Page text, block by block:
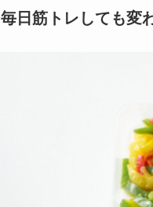
毎日筋トレしても変